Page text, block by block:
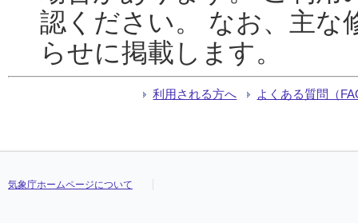
認ください。 なお、主な
らせに掲載します。
利用される方へ よくある質問（
気象庁ホームページについて